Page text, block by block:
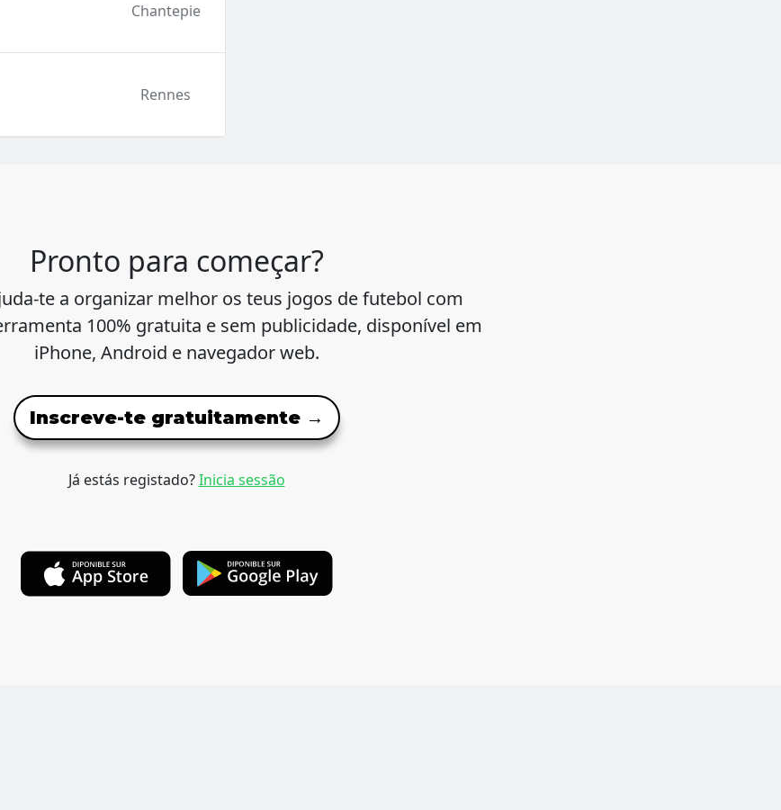
Chantepie
Rennes
Pronto para começar?
te a organizar melhor os teus jogos de futebol com
100% gratuita e sem publicidade, disponível em
iPhone, Android e navegador web.
Inscreve-te gratuitamente →
Já estás registado?Inicia sessão